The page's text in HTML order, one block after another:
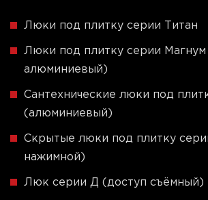
Люки под плитку серии Титан
Люки под плитку серии Магнум
алюминиевый)
Сантехнические люки под
(алюминиевый)
Скрытые люки под плитку
нажимной)
Люк серии Д (доступ съёмный)